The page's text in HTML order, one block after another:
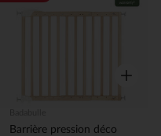
Aperçu
Barrière pression déco